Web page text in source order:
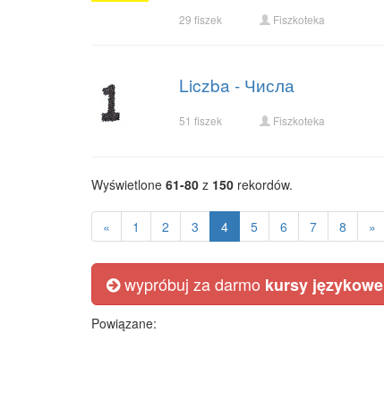
29 fiszek Fiszkoteka
Liczba - Числа
51 fiszek Fiszkoteka
Wyświetlone 61-80 z 150 rekordów.
« 1 2 3 4 5 6 7 8 »
wypróbuj za darmo kursy językowe
Powiązane: